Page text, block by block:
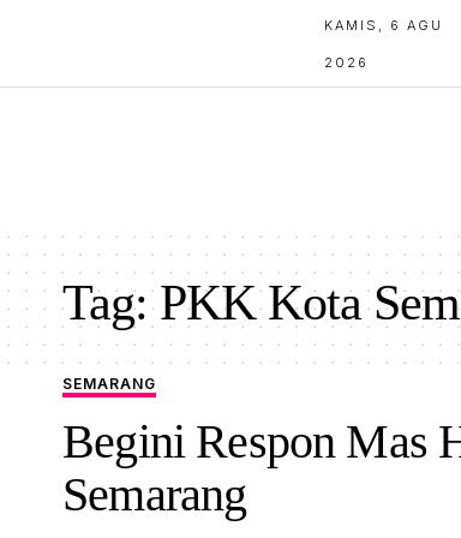
KAMIS, 6 AGU
2026
Tag:PKK Kota
SEMARANG
Begini Respon Mas
Semarang